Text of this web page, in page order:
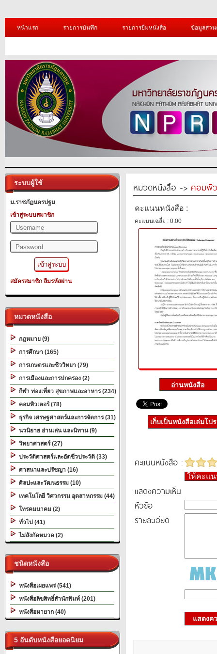
หน้าแรก รายการบันทึก รายการยืมหนังสือ ข้อมูลส่ว
ระบบผู้ใช้
ม.ราชภัฏนครปฐม
เข้าสู่ระบบสมาชิก
สมัครสมาชิก ลืมรหัสผ่าน
หมวดหนังสือ
กฎหมาย (9)
การศึกษา (165)
การเกษตรและชีววิทยา (79)
การเมืองและการปกครอง (2)
กีฬา ท่องเที่ยว สุขภาพและอาหาร (234)
คอมพิวเตอร์ (78)
ธุรกิจ เศรษฐศาสตร์และการจัดการ (31)
นวนิยาย อ่านเล่น และนิทาน (9)
วิทยาศาสตร์ (27)
ประวัติศาสตร์และอัตชีวประวัติ (33)
ศาสนาและปรัชญา (16)
ศิลปะและวัฒนธรรม (10)
เทคโนโลยี วิศวกรรม อุตสาหกรรม (44)
โทรคมนาคม (2)
ทั่วไป (41)
ไม่สังกัดหมวด (2)
ชนิดหนังสือ
หนังสือเผยแพร่ (541)
หนังสือลิขสิทธิ์สำนักพิมพ์ (201)
หนังสือหายาก (40)
5 อันดับหนังสือยอดนิยม
หมวดหนังสือ -> คอมพิ
คะแนนหนังสือ :
คะแนนเฉลี่ย : 0.00
เก็บเป็นหนังสือเล่มโป
คะแนนหนังสือ :
ให้คะแ
แสดงความเห็น
หัวข้อ
รายละเอียด
แสดงค